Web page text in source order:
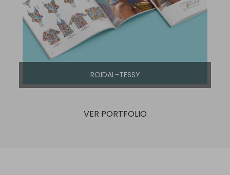
ROIDAL-TESSY
VER PORTFOLIO